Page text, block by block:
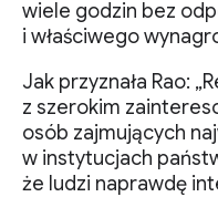
wiele godzin bez
i właściwego
Jak przyznała Rao:
z szerokim
osób zajmujących
w instytucjach
że ludzi naprawdę